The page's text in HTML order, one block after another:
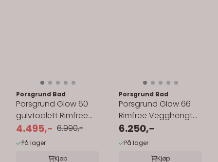
Porsgrund Bad
Porsgrund Glow 60
gulvtoalett Rimfree
skjult s-lås
4.495,- 6.990,-
På lager
Kjøp
Porsgrund Bad
Porsgrund Glow 66
Rimfree Vegghengt
Toalett
6.250,-
På lager
Kjøp